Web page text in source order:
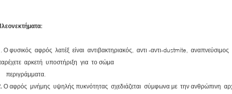
Ο φυσικός αφρός λατέξ είναι αντιβακτηριακός, αντι -αντι-dustmite,
αρκετή υποστήριξη για το σώμα
περιγράμματα.
Ο αφρός μνήμης υψηλής πυκνότητας σχεδιάζεται σύμφωνα με την ανθρώπινη